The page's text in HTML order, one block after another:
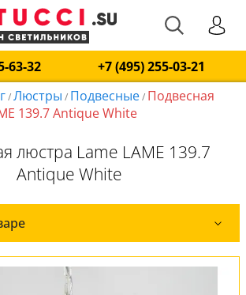
63-32
+7 (495) 255-03-21
/Люстры / Подвесные/ Подвесная
139.7 Antique White
люстра Lame LAME 139.7
Antique White